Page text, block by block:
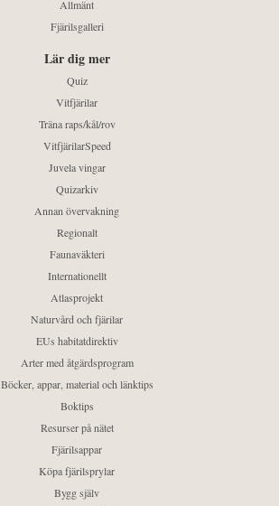
Allmänt
Fjärilsgalleri
Lär dig mer
Quiz
Vitfjärilar
Träna raps/kål/rov
VitfjärilarSpeed
Juvela vingar
Quizarkiv
Annan övervakning
Regionalt
Faunaväkteri
Internationellt
Atlasprojekt
Naturvård och fjärilar
EUs habitatdirektiv
Arter med åtgärdsprogram
Böcker, appar, material och länktips
Boktips
Resurser på nätet
Fjärilsappar
Köpa fjärilsprylar
Bygg själv